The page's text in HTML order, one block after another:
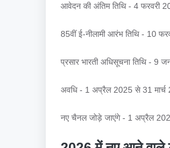
आवेदन की अंतिम तिथि - 4 फरवरी
85वीं ई-नीलामी आरंभ तिथि - 10
प्रसार भारती अधिसूचना तिथि - 9
अवधि - 1 अप्रैल 2025 से 31 मार्च
नए चैनल जोड़े जाएंगे - 1 अप्रैल